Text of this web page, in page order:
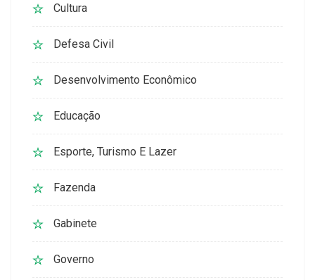
Cultura
Defesa Civil
Desenvolvimento Econômico
Educação
Esporte, Turismo E Lazer
Fazenda
Gabinete
Governo